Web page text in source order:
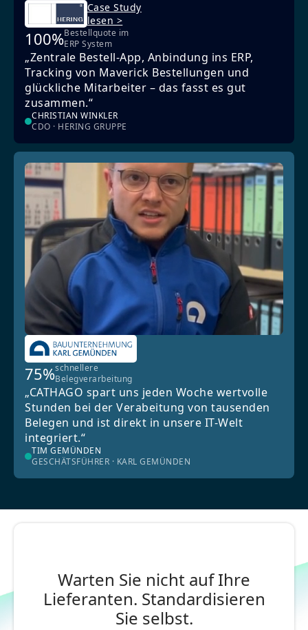
Case Study
lesen >
100%Bestellquote im
ERP System
„Zentrale Bestell-App, Anbindung ins ERP,
Tracking von Maverick Bestellungen und
glückliche Mitarbeiter – das fasst es gut
zusammen.“
CHRISTIAN WINKLER
CDO · HERING GRUPPE
75%schnellere
Belegverarbeitung
„CATHAGO spart uns jeden Woche wertvolle
Stunden bei der Verabeitung von tausenden
Belegen und ist direkt in unsere IT-Welt
integriert.“
TIM GEMÜNDEN
GESCHÄTSFÜHRER · KARL GEMÜNDEN
Warten Sie nicht auf Ihre
Lieferanten. Standardisieren
Sie selbst.